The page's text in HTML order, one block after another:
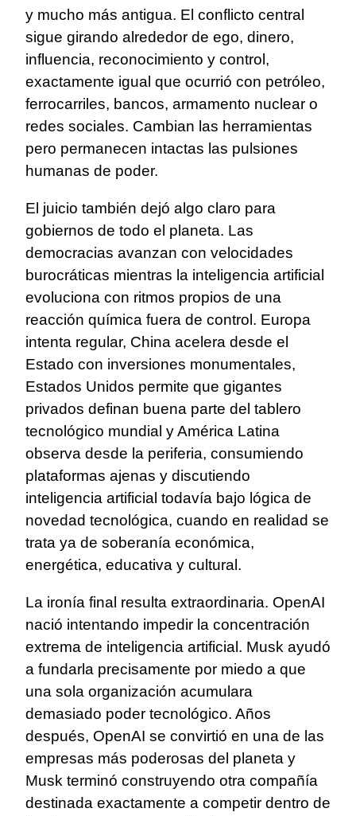
y mucho más antigua. El conflicto central
sigue girando alrededor de ego, dinero,
influencia, reconocimiento y control,
exactamente igual que ocurrió con petróleo,
ferrocarriles, bancos, armamento nuclear o
redes sociales. Cambian las herramientas
pero permanecen intactas las pulsiones
humanas de poder.
El juicio también dejó algo claro para
gobiernos de todo el planeta. Las
democracias avanzan con velocidades
burocráticas mientras la inteligencia artificial
evoluciona con ritmos propios de una
reacción química fuera de control. Europa
intenta regular, China acelera desde el
Estado con inversiones monumentales,
Estados Unidos permite que gigantes
privados definan buena parte del tablero
tecnológico mundial y América Latina
observa desde la periferia, consumiendo
plataformas ajenas y discutiendo
inteligencia artificial todavía bajo lógica de
novedad tecnológica, cuando en realidad se
trata ya de soberanía económica,
energética, educativa y cultural.
La ironía final resulta extraordinaria. OpenAI
nació intentando impedir la concentración
extrema de inteligencia artificial. Musk ayudó
a fundarla precisamente por miedo a que
una sola organización acumulara
demasiado poder tecnológico. Años
después, OpenAI se convirtió en una de las
empresas más poderosas del planeta y
Musk terminó construyendo otra compañía
destinada exactamente a competir dentro de